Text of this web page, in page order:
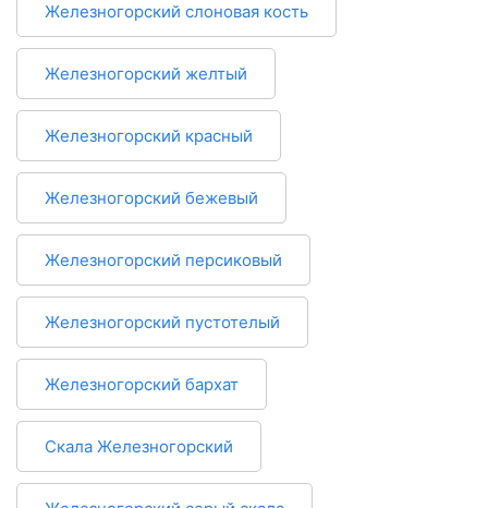
Железногорский слоновая кость
Железногорский желтый
Железногорский красный
Железногорский бежевый
Железногорский персиковый
Железногорский пустотелый
Железногорский бархат
Скала Железногорский